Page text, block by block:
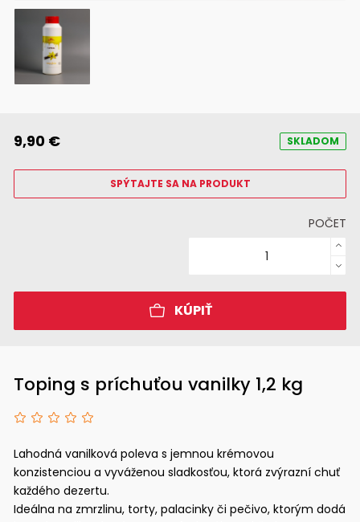
Toping s príchuťou vanilky 1,2 kg
Lahodná vanilková poleva s jemnou krémovou
konzistenciou a vyváženou sladkosťou, ktorá zvýrazní chuť
každého dezertu.
Ideálna na zmrzlinu, torty, palacinky či pečivo, ktorým dodá
9,90 € SKLADOM
SPÝTAJTE SA NA PRODUKT
POČET
KÚPIŤ